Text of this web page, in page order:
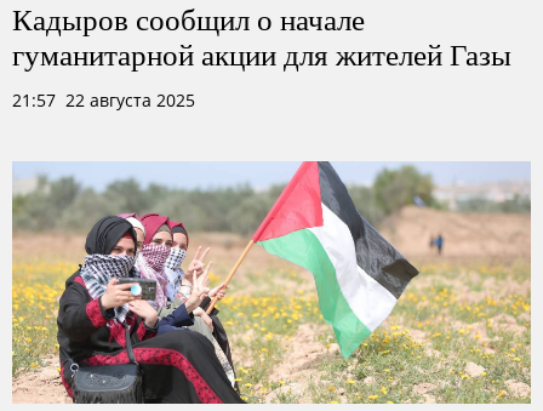
Кадыров сообщил о начале
гуманитарной акции для жителей Газы
21:57 22 августа 2025